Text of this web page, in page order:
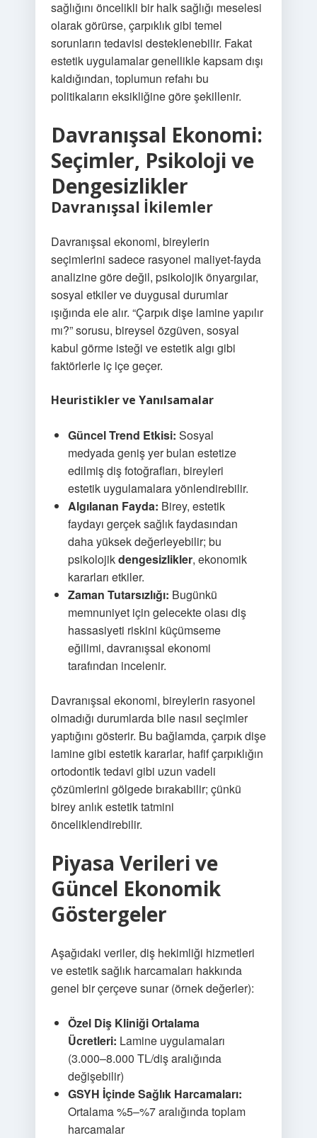
sağlığını öncelikli bir halk sağlığı meselesi
olarak görürse, çarpıklık gibi temel
sorunların tedavisi desteklenebilir. Fakat
estetik uygulamalar genellikle kapsam dışı
kaldığından, toplumun refahı bu
politikaların eksikliğine göre şekillenir.
Davranışsal Ekonomi:
Seçimler, Psikoloji ve
Dengesizlikler
Davranışsal İkilemler
Davranışsal ekonomi, bireylerin
seçimlerini sadece rasyonel maliyet‑fayda
analizine göre değil, psikolojik önyargılar,
sosyal etkiler ve duygusal durumlar
ışığında ele alır. “Çarpık dişe lamine yapılır
mı?” sorusu, bireysel özgüven, sosyal
kabul görme isteği ve estetik algı gibi
faktörlerle iç içe geçer.
Heuristikler ve Yanılsamalar
Güncel Trend Etkisi: Sosyal
medyada geniş yer bulan estetize
edilmiş diş fotoğrafları, bireyleri
estetik uygulamalara yönlendirebilir.
Algılanan Fayda: Birey, estetik
faydayı gerçek sağlık faydasından
daha yüksek değerleyebilir; bu
psikolojikdengesizlikler, ekonomik
kararları etkiler.
Zaman Tutarsızlığı: Bugünkü
memnuniyet için gelecekte olası diş
hassasiyeti riskini küçümseme
eğilimi, davranışsal ekonomi
tarafından incelenir.
Davranışsal ekonomi, bireylerin rasyonel
olmadığı durumlarda bile nasıl seçimler
yaptığını gösterir. Bu bağlamda, çarpık dişe
lamine gibi estetik kararlar, hafif çarpıklığın
ortodontik tedavi gibi uzun vadeli
çözümlerini gölgede bırakabilir; çünkü
birey anlık estetik tatmini
önceliklendirebilir.
Piyasa Verileri ve
Güncel Ekonomik
Göstergeler
Aşağıdaki veriler, diş hekimliği hizmetleri
ve estetik sağlık harcamaları hakkında
genel bir çerçeve sunar (örnek değerler):
Özel Diş Kliniği Ortalama
Ücretleri: Lamine uygulamaları
(3.000–8.000 TL/diş aralığında
değişebilir)
GSYH İçinde Sağlık Harcamaları:
Ortalama %5–%7 aralığında toplam
harcamalar